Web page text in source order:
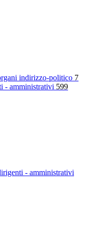
indirizzo-politico 7
- amministrativi 599
- amministrativi